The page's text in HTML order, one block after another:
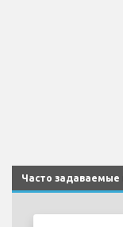
Часто задаваемые